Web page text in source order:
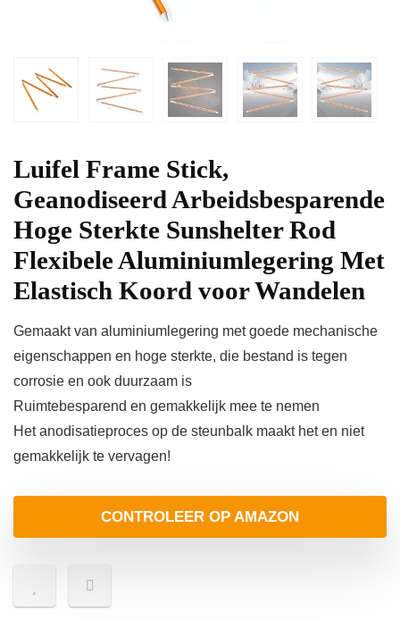
Luifel Frame Stick,
Geanodiseerd Arbeidsbesparende
Hoge Sterkte Sunshelter Rod
Flexibele Aluminiumlegering Met
Elastisch Koord voor Wandelen
Gemaakt van aluminiumlegering met goede mechanische
eigenschappen en hoge sterkte, die bestand is tegen
corrosie en ook duurzaam is
Ruimtebesparend en gemakkelijk mee te nemen
Het anodisatieproces op de steunbalk maakt het en niet
gemakkelijk te vervagen!
CONTROLEER OP AMAZON